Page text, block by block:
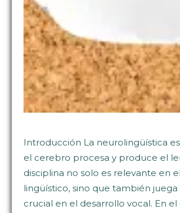
Introducción La neurolingüística
el cerebro procesa y produce el
disciplina no solo es relevante en
lingüístico, sino que también
crucial en el desarrollo vocal. En el